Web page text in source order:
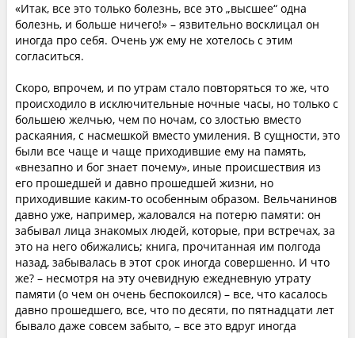
«Итак, все это только болезнь, все это „высшее“ одна
болезнь, и больше ничего!» – язвительно восклицал он
иногда про себя. Очень уж ему не хотелось с этим
согласиться.
Скоро, впрочем, и по утрам стало повторяться то же, что
происходило в исключительные ночные часы, но только с
большею желчью, чем по ночам, со злостью вместо
раскаяния, с насмешкой вместо умиления. В сущности, это
были все чаще и чаще приходившие ему на память,
«внезапно и бог знает почему», иные происшествия из
его прошедшей и давно прошедшей жизни, но
приходившие каким-то особенным образом. Вельчанинов
давно уже, например, жаловался на потерю памяти: он
забывал лица знакомых людей, которые, при встречах, за
это на него обижались; книга, прочитанная им полгода
назад, забывалась в этот срок иногда совершенно. И что
же? – несмотря на эту очевидную ежедневную утрату
памяти (о чем он очень беспокоился) – все, что касалось
давно прошедшего, все, что по десяти, по пятнадцати лет
бывало даже совсем забыто, – все это вдруг иногда